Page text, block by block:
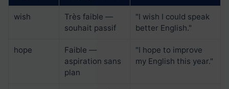
wish
Très faible —
souhait passif
"I wish I could speak
better English."
hope
Faible —
aspiration sans
plan
"I hope to improve
my English this year."